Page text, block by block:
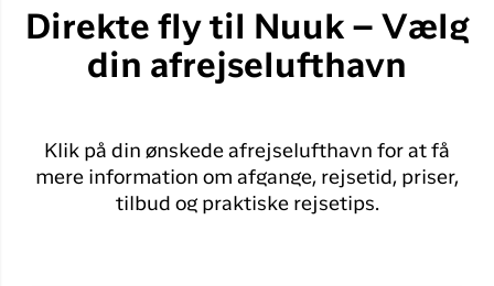
Direkte fly til Nuuk – Vælg
din afrejselufthavn
Klik på din ønskede afrejselufthavn for at få
mere information om afgange, rejsetid, priser,
tilbud og praktiske rejsetips.